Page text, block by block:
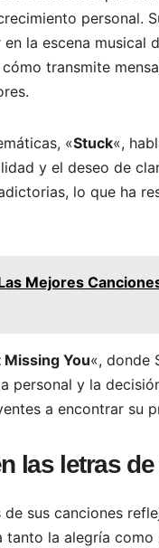
personal.
en la escena
transmite
«Stuck«,
y el deseo de
lo que ha
Mejores
Missing You«, donde
personal y la
a encontrar su
las letras
de sus canciones
tanto la alegría